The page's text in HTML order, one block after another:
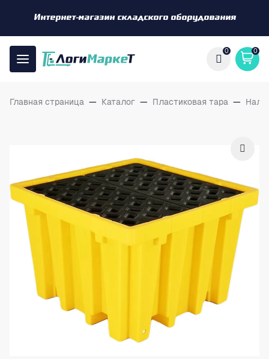
Интернет-магазин складского оборудования
0 0
Главная страница — Каталог — Пластиковая тара —